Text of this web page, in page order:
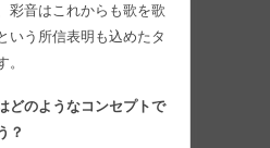
彩音はこれからも歌を歌
いう所信表明も込めたタ
どのようなコンセプトで
？